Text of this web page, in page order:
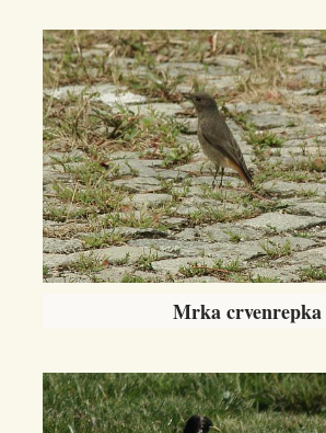
Mrka crvenrepka